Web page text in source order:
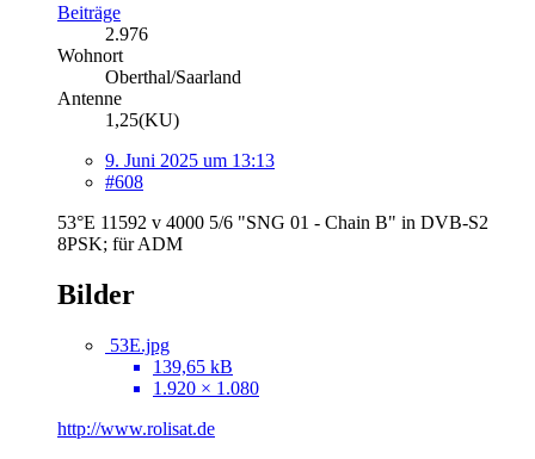
Beiträge
2.976
Wohnort
Oberthal/Saarland
Antenne
1,25(KU)
9. Juni 2025 um 13:13
#608
53°E 11592 v 4000 5/6 "SNG 01 - Chain B" in DVB-S2
8PSK; für ADM
Bilder
53E.jpg
139,65 kB
1.920 × 1.080
http://www.rolisat.de